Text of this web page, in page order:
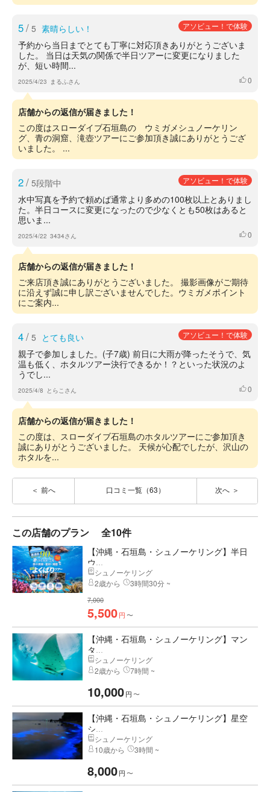
5/ 5 素晴らしい！ アソビュー！で体験
予約から当日までとても丁寧に対応頂きありがとうございま
した。 当日は天気の関係で半日ツアーに変更になりました
が、短い時間...
2025/4/23 まるふさん いいね
0
店舗からの返信が届きました！
この度はスローダイブ石垣島の ウミガメシュノーケリン
グ、青の洞窟、滝壺ツアーにご参加頂き誠にありがとうござ
いました。 ...
2/ 5段階中 アソビュー！で体験
水中写真を予約で頼めば通常より多めの100枚以上とありまし
た。半日コースに変更になったので少なくとも50枚はあると
思いま...
2025/4/22 3434さん いいね
0
店舗からの返信が届きました！
ご来店頂き誠にありがとうございました。 撮影画像がご期待
に沿えず誠に申し訳ございませんでした。ウミガメポイント
にご案内...
4/ 5 とても良い アソビュー！で体験
親子で参加しました。(子7歳) 前日に大雨が降ったそうで、気
温も低く、ホタルツアー決行できるか！？といった状況のよ
うでし...
2025/4/8 とらこさん いいね
0
店舗からの返信が届きました！
この度は、スローダイブ石垣島のホタルツアーにご参加頂き
誠にありがとうございました。 天候が心配でしたが、沢山の
ホタルを...
前へ 口コミ一覧（63） 次へ
この店舗のプラン 全10件
【沖縄・石垣島・シュノーケリング】半日
ウ...
シュノーケリング
2歳から
3時間30分 ~
7,000
5,500円 〜
【沖縄・石垣島・シュノーケリング】マン
タ...
シュノーケリング
2歳から
7時間 ~
10,000円 〜
【沖縄・石垣島・シュノーケリング】星空
シ...
シュノーケリング
10歳から
3時間 ~
8,000円 〜